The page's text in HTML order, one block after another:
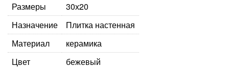
Размеры
30х20
Назначение
Плитка настенная
Материал
керамика
Цвет
бежевый